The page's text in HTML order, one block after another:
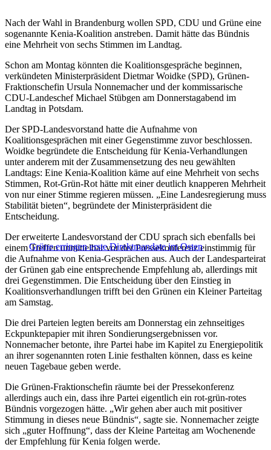
Nach der Wahl in Brandenburg wollen SPD, CDU und Grüne eine
sogenannte Kenia-Koalition anstreben. Damit hätte das Bündnis
eine Mehrheit von sechs Stimmen im Landtag.
Schon am Montag könnten die Koalitionsgespräche beginnen,
verkündeten Ministerpräsident Dietmar Woidke (SPD), Grünen-
Fraktionschefin Ursula Nonnemacher und der kommissarische
CDU-Landeschef Michael Stübgen am Donnerstagabend im
Landtag in Potsdam.
Der SPD-Landesvorstand hatte die Aufnahme von
Koalitionsgesprächen mit einer Gegenstimme zuvor beschlossen.
Woidke begründete die Entscheidung für Kenia-Verhandlungen
unter anderem mit der Zusammensetzung des neu gewählten
Landtags: Eine Kenia-Koalition käme auf eine Mehrheit von sechs
Stimmen, Rot-Grün-Rot hätte mit einer deutlich knapperen Mehrheit
von nur einer Stimme regieren müssen. „Eine Landesregierung muss
Stabilität bieten“, begründete der Ministerpräsident die
Entscheidung.
Grüne erringen erste Direktmandate im Osten
Der erweiterte Landesvorstand der CDU sprach sich ebenfalls bei
einem Treffen unmittelbar vor der Pressekonferenz einstimmig für
die Aufnahme von Kenia-Gesprächen aus. Auch der Landesparteirat
der Grünen gab eine entsprechende Empfehlung ab, allerdings mit
drei Gegenstimmen. Die Entscheidung über den Einstieg in
Koalitionsverhandlungen trifft bei den Grünen ein Kleiner Parteitag
am Samstag.
Die drei Parteien legten bereits am Donnerstag ein zehnseitiges
Eckpunktepapier mit ihren Sondierungsergebnissen vor.
Nonnemacher betonte, ihre Partei habe im Kapitel zu Energiepolitik
an ihrer sogenannten roten Linie festhalten können, dass es keine
neuen Tagebaue geben werde.
Die Grünen-Fraktionschefin räumte bei der Pressekonferenz
allerdings auch ein, dass ihre Partei eigentlich ein rot-grün-rotes
Bündnis vorgezogen hätte. „Wir gehen aber auch mit positiver
Stimmung in dieses neue Bündnis“, sagte sie. Nonnemacher zeigte
sich „guter Hoffnung“, dass der Kleine Parteitag am Wochenende
der Empfehlung für Kenia folgen werde.